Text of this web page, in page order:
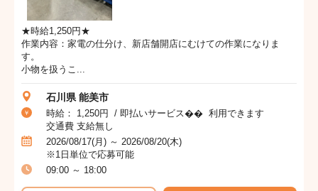
★時給1,250円★
作業内容：家電の仕分け、新店舗開店にむけての作業になりま
す。
小物を扱うこ...
石川県 能美市
時給： 1,250円 / 即払いサービス�� 利用できます
交通費 支給無し
2026/08/17(月) ～ 2026/08/20(木)
※1日単位で応募可能
09:00 ～ 18:00